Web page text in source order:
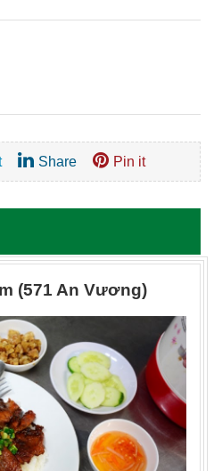
Share Pin it
(571 An Vương)